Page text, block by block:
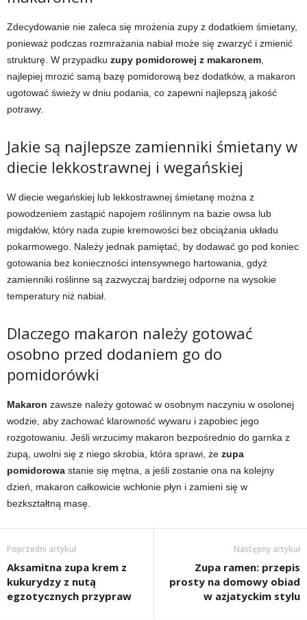
Zdecydowanie nie zaleca się mrożenia zupy z dodatkiem śmietany,
ponieważ podczas rozmrażania nabiał może się zwarzyć i zmienić
strukturę. W przypadku zupy pomidorowej z makaronem
najlepiej mrozić samą bazę pomidorową bez dodatków, a makaron
ugotować świeży w dniu podania, co zapewni najlepszą jakość
potrawy.
Jakie są najlepsze zamienniki śmietany w
diecie lekkostrawnej i wegańskiej
W diecie wegańskiej lub lekkostrawnej śmietanę można z
powodzeniem zastąpić napojem roślinnym na bazie owsa lub
migdałów, który nada zupie kremowości bez obciążania układu
pokarmowego. Należy jednak pamiętać, by dodawać go pod koniec
gotowania bez konieczności intensywnego hartowania, gdyż
zamienniki roślinne są zazwyczaj bardziej odporne na wysokie
temperatury niż nabiał.
Dlaczego makaron należy gotować
osobno przed dodaniem go do
pomidorówki
Makaron zawsze należy gotować w osobnym naczyniu w osolonej
wodzie, aby zachować klarowność wywaru i zapobiec jego
rozgotowaniu. Jeśli wrzucimy makaron bezpośrednio do garnka z
zupą, uwolni się z niego skrobia, która sprawi, że zupa
pomidorowa stanie się mętna, a jeśli zostanie ona na kolejny
dzień, makaron całkowicie wchłonie płyn i zamieni się w
bezkształtną masę.
Poprzedni artykuł
Aksamitna zupa krem z
kukurydzy z nutą
egzotycznych przypraw
Następny artykuł
Zupa ramen: przepis
prosty na domowy obiad
w azjatyckim stylu